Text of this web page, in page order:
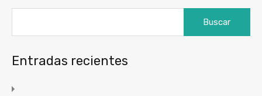
Entradas recientes